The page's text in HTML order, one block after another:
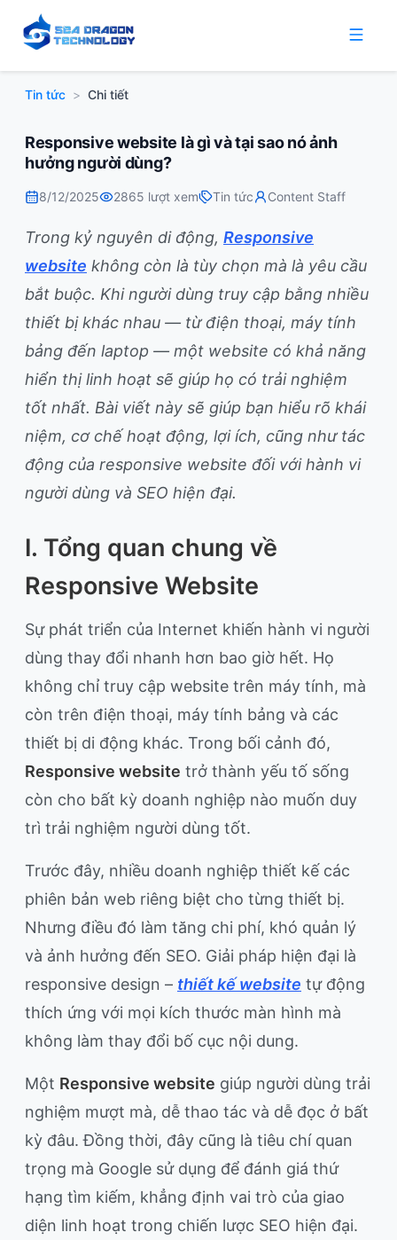
Tin tức > Chi tiết
Responsive website là gì và tại sao nó ảnh
hưởng người dùng?
8/12/2025 2865 lượt xem Tin tức Content Staff
Trong kỷ nguyên di động, Responsive
website không còn là tùy chọn mà là yêu cầu
bắt buộc. Khi người dùng truy cập bằng nhiều
thiết bị khác nhau — từ điện thoại, máy tính
bảng đến laptop — một website có khả năng
hiển thị linh hoạt sẽ giúp họ có trải nghiệm
tốt nhất. Bài viết này sẽ giúp bạn hiểu rõ khái
niệm, cơ chế hoạt động, lợi ích, cũng như tác
động của responsive website đối với hành vi
người dùng và SEO hiện đại.
I. Tổng quan chung về
Responsive Website
Sự phát triển của Internet khiến hành vi người
dùng thay đổi nhanh hơn bao giờ hết. Họ
không chỉ truy cập website trên máy tính, mà
còn trên điện thoại, máy tính bảng và các
thiết bị di động khác. Trong bối cảnh đó,
Responsive website trở thành yếu tố sống
còn cho bất kỳ doanh nghiệp nào muốn duy
trì trải nghiệm người dùng tốt.
Trước đây, nhiều doanh nghiệp thiết kế các
phiên bản web riêng biệt cho từng thiết bị.
Nhưng điều đó làm tăng chi phí, khó quản lý
và ảnh hưởng đến SEO. Giải pháp hiện đại là
responsive design – thiết kế website tự động
thích ứng với mọi kích thước màn hình mà
không làm thay đổi bố cục nội dung.
Một Responsive website giúp người dùng trải
nghiệm mượt mà, dễ thao tác và dễ đọc ở bất
kỳ đâu. Đồng thời, đây cũng là tiêu chí quan
trọng mà Google sử dụng để đánh giá thứ
hạng tìm kiếm, khẳng định vai trò của giao
diện linh hoạt trong chiến lược SEO hiện đại.